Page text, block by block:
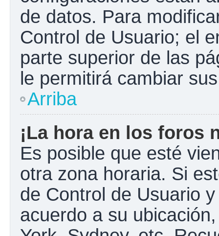
de datos. Para
Control de Usuario; el
parte superior de las
le permitirá cambiar
Arriba
¡La hora en los foros
Es posible que esté
otra zona horaria. Si
de Control de Usuario
acuerdo a su